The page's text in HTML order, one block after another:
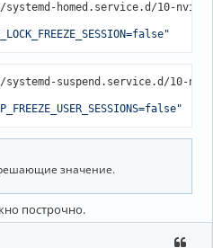
homed.service.d/10-
suspend.service.d/10-
значение.
построчно.